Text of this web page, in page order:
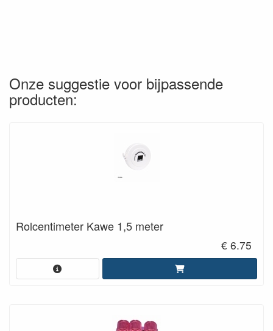
Onze suggestie voor bijpassende
producten:
Rolcentimeter Kawe 1,5 meter
€ 6.75